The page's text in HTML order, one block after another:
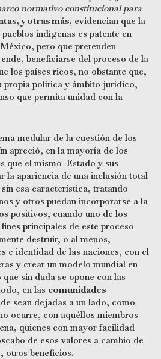
normativo constitucional para
y otras más, evidencian que la
indígenas es patente en
pero que pretenden
beneficiarse del proceso de la
los países ricos, no obstante que,
propia política y ámbito jurídico,
que permita unidad con la
medular de la cuestión de los
apreció, en la mayoría de los
que el mismo Estado y sus
la apariencia de una inclusión total
esa característica, tratando
y otros puedan incorporarse a la
positivos, cuando uno de los
principales de este proceso
destruir, o al menos,
e identidad de las naciones, con el
y crear un modelo mundial en
sin duda se opone con las
en las comunidades
sean dejadas a un lado, como
ocurre, con aquéllos miembros
quienes con mayor facilidad
de esos valores a cambio de
otros beneficios.